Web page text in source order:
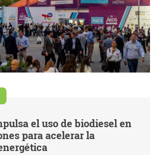
el uso de biodiesel en
para acelerar la